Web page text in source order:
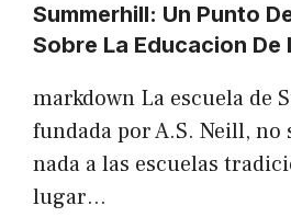
Summerhill: Un Punto
Sobre La Educacion De
markdown La escuela de
fundada por A.S. Neill, no
nada a las escuelas
lugar…